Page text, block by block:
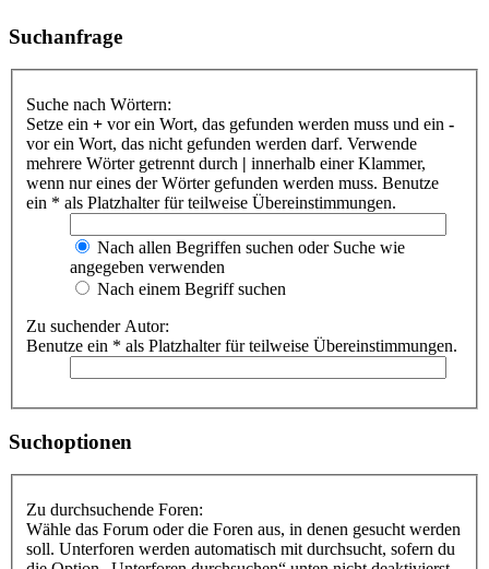
Suchanfrage
Suche nach Wörtern:
Setze ein + vor ein Wort, das gefunden werden muss und ein -
vor ein Wort, das nicht gefunden werden darf. Verwende
mehrere Wörter getrennt durch | innerhalb einer Klammer,
wenn nur eines der Wörter gefunden werden muss. Benutze
ein * als Platzhalter für teilweise Übereinstimmungen.
Nach allen Begriffen suchen oder Suche wie
angegeben verwenden
Nach einem Begriff suchen
Zu suchender Autor:
Benutze ein * als Platzhalter für teilweise Übereinstimmungen.
Suchoptionen
Zu durchsuchende Foren:
Wähle das Forum oder die Foren aus, in denen gesucht werden
soll. Unterforen werden automatisch mit durchsucht, sofern du